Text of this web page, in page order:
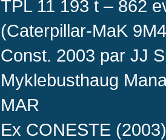
TPL 11 193 t – 862
(Caterpillar-MaK
Const. 2003 par JJ
Myklebusthaug
MAR
Ex CONESTE